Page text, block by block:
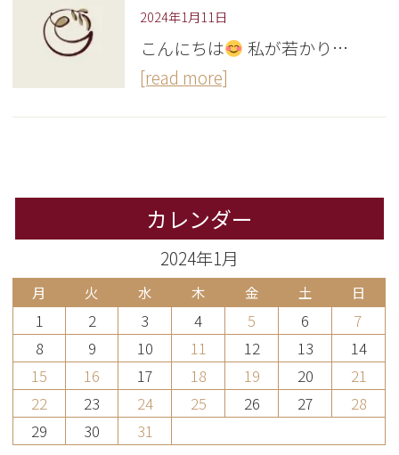
2024年1月11日
こんにちは
私が若かり…
[read more]
カレンダー
2024年1月
月 火 水 木 金 土 日
1 2 3 4 5 6
7
8
9 10 11 12 13
14
15
16 17 18 19 20
21
22
23 24 25 26 27
28
29
30 31